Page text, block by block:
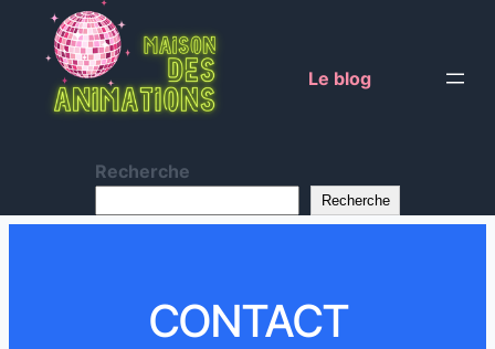
Le blog
Recherche
Recherche
CONTACT